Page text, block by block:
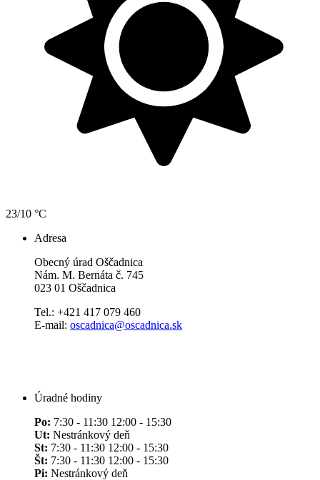
23/10 °C
Adresa
Obecný úrad Oščadnica
Nám. M. Bernáta č. 745
023 01 Oščadnica
Tel.: +421 417 079 460
E-mail: oscadnica@oscadnica.sk
Úradné hodiny
Po: 7:30 - 11:30 12:00 - 15:30
Ut: Nestránkový deň
St: 7:30 - 11:30 12:00 - 15:30
Št: 7:30 - 11:30 12:00 - 15:30
Pi: Nestránkový deň